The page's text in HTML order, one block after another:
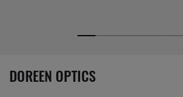
1 article a été retiré de votre liste de souhaits
DOREEN OPTICS